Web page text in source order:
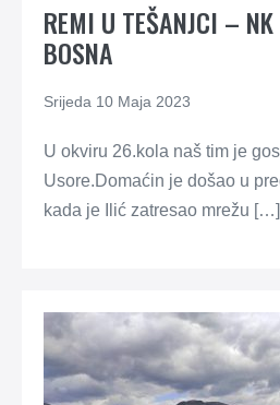
REMI U TEŠANJCI –
BOSNA
Srijeda 10 Maja 2023
U okviru 26.kola naš tim je
Usore.Domaćin je došao u
kada je Ilić zatresao mrežu […]